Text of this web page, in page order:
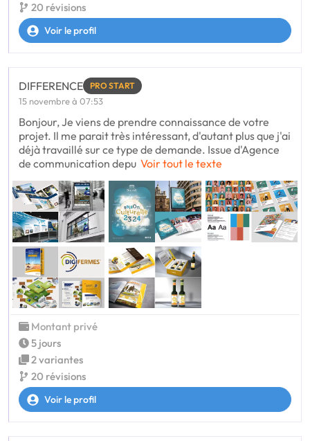
20 révisions
Voir le profil
DIFFERENCE PRO START
15 novembre à 07:53
Bonjour, Je viens de prendre connaissance de votre
projet. Il me parait très intéressant, d'autant plus que j'ai
déjà travaillé sur ce type de demande. Issue d'Agence
de communication depu Voir tout le texte
Montant privé
5 jours
2 variantes
20 révisions
Voir le profil